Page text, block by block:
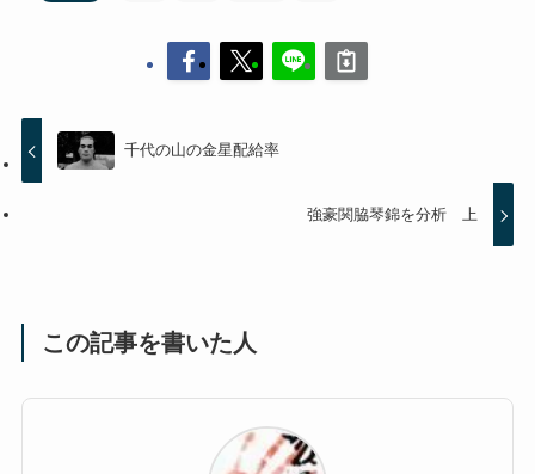
千代の山の金星配給率
強豪関脇琴錦を分析 上
この記事を書いた人